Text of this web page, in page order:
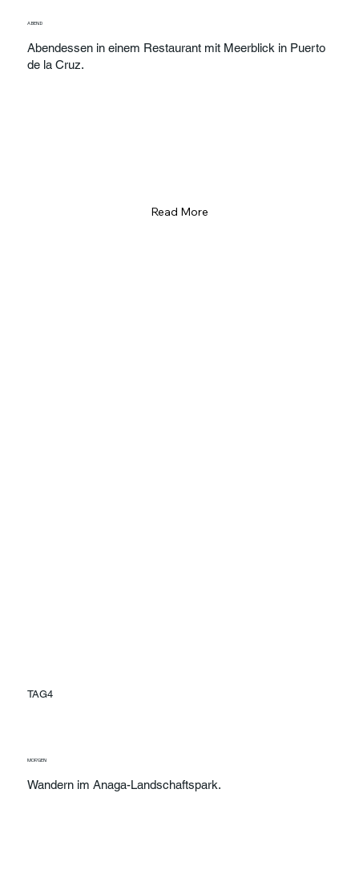
ABEND
Abendessen in einem Restaurant mit Meerblick in Puerto
de la Cruz.
Read More
TAG4
MORGEN
Wandern im Anaga-Landschaftspark.